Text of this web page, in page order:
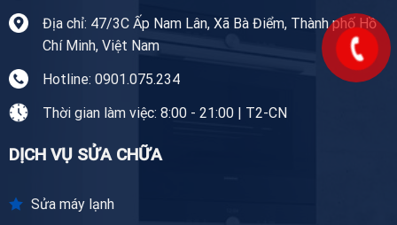
Địa chỉ: 47/3C Ấp Nam Lân, Xã Bà Điểm, Thành phố Hồ
Chí Minh, Việt Nam
Hotline: 0901.075.234
Thời gian làm việc: 8:00 - 21:00 | T2-CN
DỊCH VỤ SỬA CHỮA
Sửa máy lạnh